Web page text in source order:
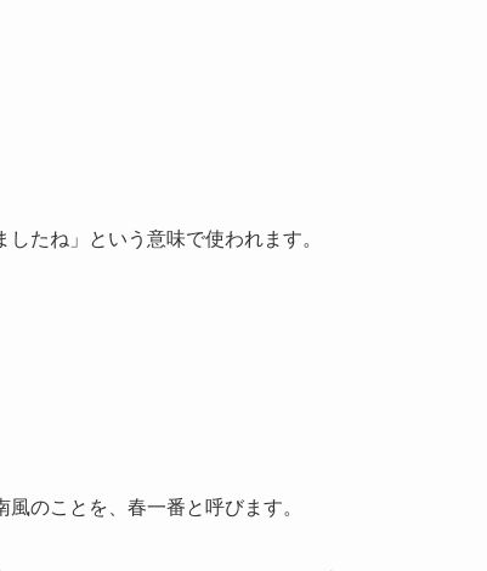
たね」という意味で使われます。
のことを、春一番と呼びます。